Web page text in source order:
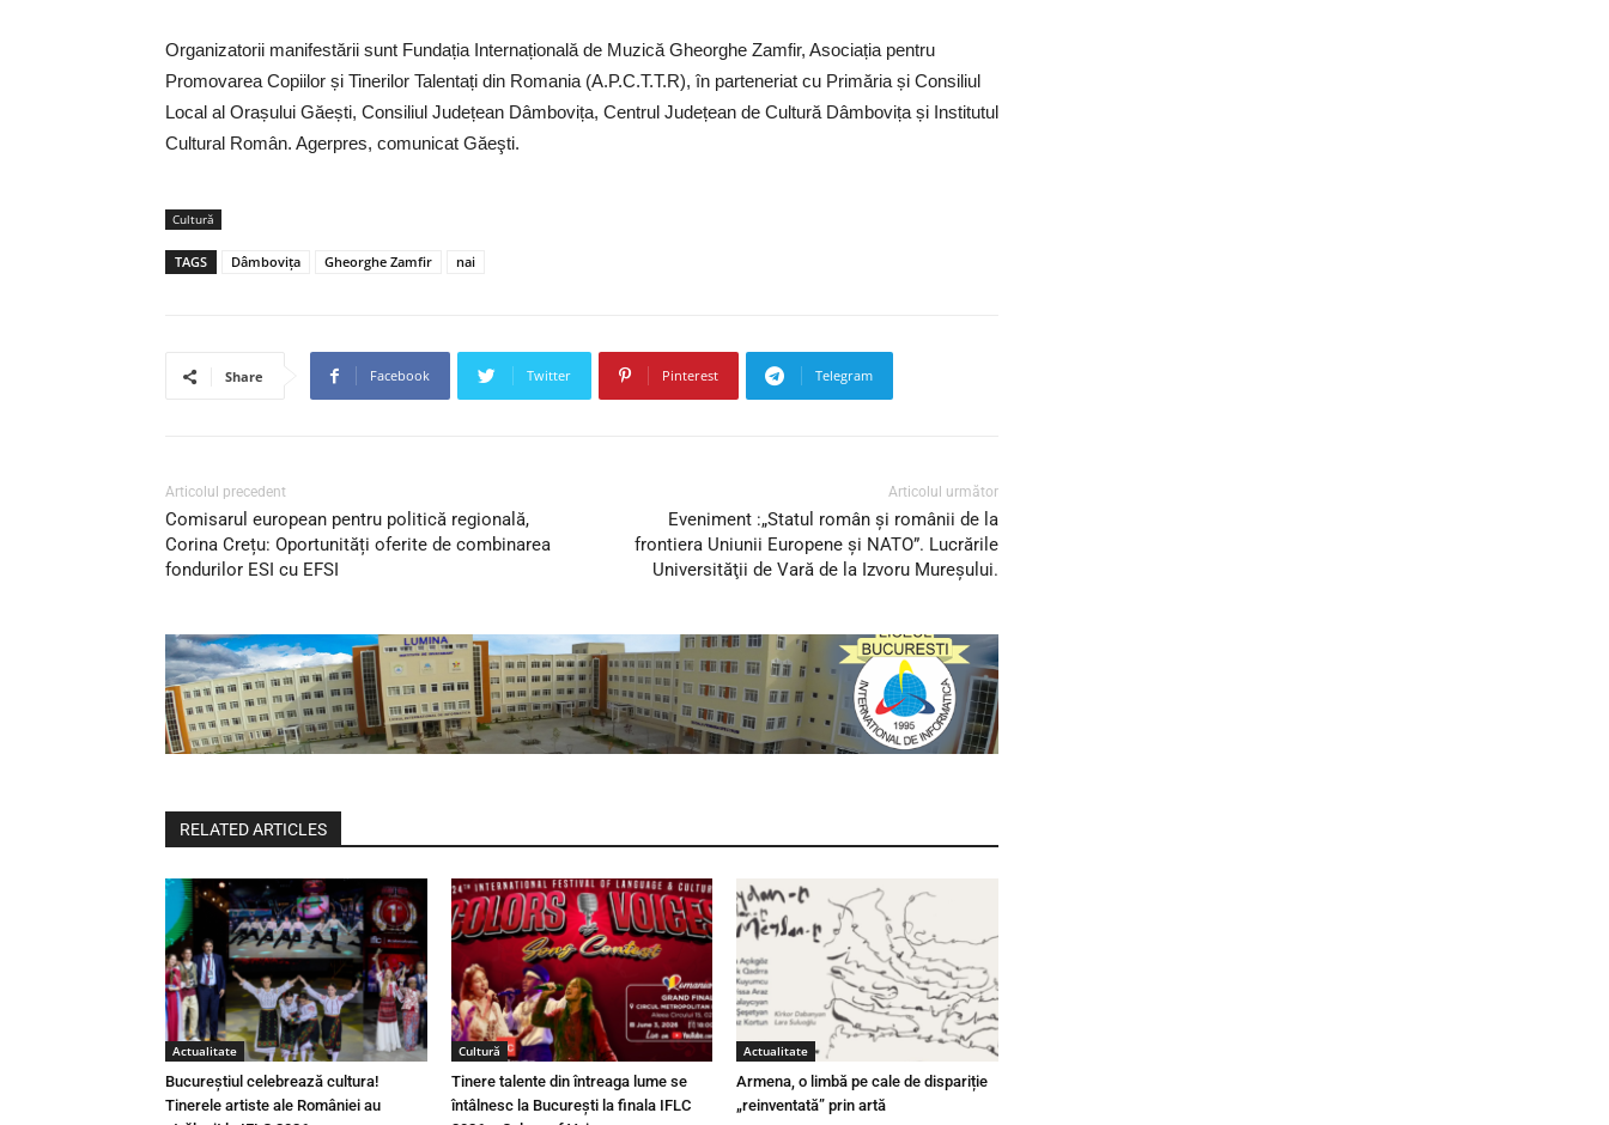
Organizatorii manifestării sunt Fundația Internațională de Muzică Gheorghe Zamfir, Asociația pentru
Promovarea Copiilor și Tinerilor Talentați din Romania (A.P.C.T.T.R), în parteneriat cu Primăria și Consiliul
Local al Orașului Găești, Consiliul Județean Dâmbovița, Centrul Județean de Cultură Dâmbovița și Institutul
Cultural Român. Agerpres, comunicat Găeşti.
Cultură
TAGS Dâmbovița Gheorghe Zamfir nai
Share Facebook Twitter Pinterest Telegram
Articolul precedent
Comisarul european pentru politică regională,
Corina Crețu: Oportunități oferite de combinarea
fondurilor ESI cu EFSI
Articolul următor
Eveniment :„Statul român şi românii de la
frontiera Uniunii Europene şi NATO”. Lucrările
Universităţii de Vară de la Izvoru Mureşului.
RELATED ARTICLES
Actualitate
Bucureștiul celebrează cultura!
Tinerele artiste ale României au
Cultură
Tinere talente din întreaga lume se
întâlnesc la București la finala IFLC
Actualitate
Armena, o limbă pe cale de dispariție
„reinventată” prin artă